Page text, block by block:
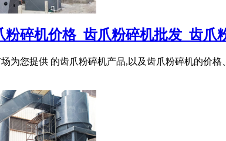
粉碎机价格_齿爪粉碎机批发_齿爪
为您提供 的齿爪粉碎机产品,以及齿爪粉碎机的价